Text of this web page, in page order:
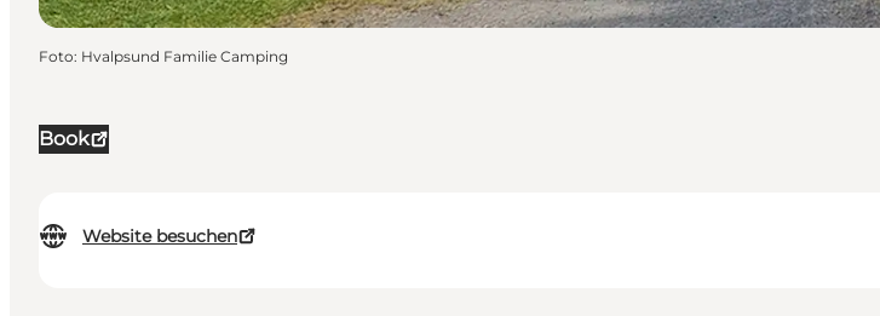
Book
Website besuchen
Foto: Hvalpsund Familie Camping